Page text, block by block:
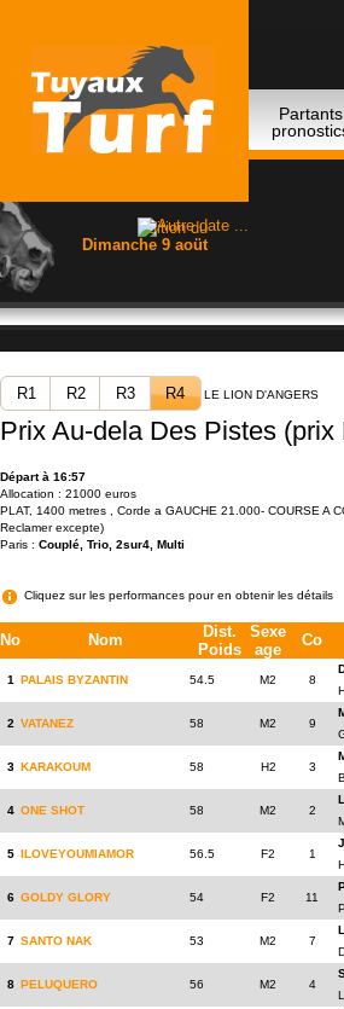
Edition du
Dimanche 9 aoüt
Partants
R1 R2 R3 R4 LE LION D'ANGERS
Prix Au-dela Des Pistes
Départ à 16:57
Allocation : 21000 euros
PLAT, 1400 metres , Corde a GAUCHE 21.000- COURSE A
Reclamer excepte)
Paris : Couplé, Trio, 2sur4, Multi
Cliquez sur les performances pour en obtenir les détails
No Nom
Dist.
Poids
Sexe
age
Co
1 PALAIS BYZANTIN 54.5 M2 8
2 VATANEZ 58 M2 9
3 KARAKOUM 58 H2 3
4 ONE SHOT 58 M2 2
5 ILOVEYOUMIAMOR 56.5 F2 1
6 GOLDY GLORY 54 F2 11
7 SANTO NAK 53 M2 7
8 PELUQUERO 56 M2 4